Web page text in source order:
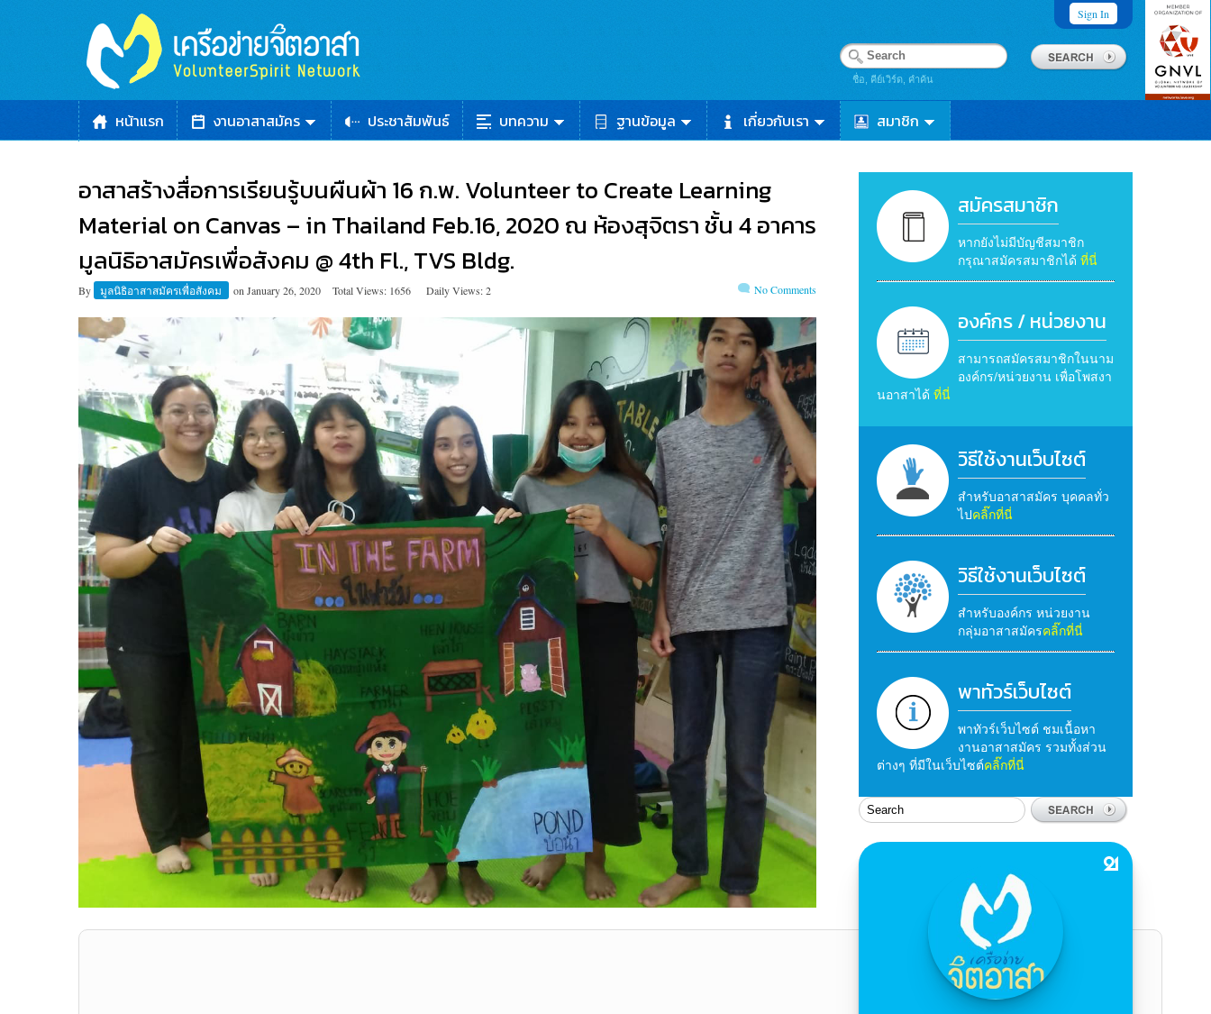
Sign In
ชื่อ, คีย์เวิร์ด, คำค้น
หน้าแรก งานอาสาสมัคร ประชาสัมพันธ์ บทความ ฐานข้อมูล เกี่ยวกับเรา สมาชิก
อาสาสร้างสื่อการเรียนรู้บนผืนผ้า 16 ก.พ. Volunteer to Create Learning
Material on Canvas – in Thailand Feb.16, 2020 ณ ห้องสุจิตรา ชั้น 4 อาคาร
มูลนิธิอาสมัครเพื่อสังคม @ 4th Fl., TVS Bldg.
By มูลนิธิอาสาสมัครเพื่อสังคม on January 26, 2020 Total Views: 1656 Daily Views: 2 No Comments
สมัครสมาชิก
หากยังไม่มีบัญชีสมาชิก
กรุณาสมัครสมาชิกได้ ที่นี่
องค์กร / หน่วยงาน
สามารถสมัครสมาชิกในนาม
องค์กร/หน่วยงาน เพื่อโพสงา
นอาสาได้ ที่นี่
วิธีใช้งานเว็บไซต์
สำหรับอาสาสมัคร บุคคลทั่ว
ไปคลิ๊กที่นี่
วิธีใช้งานเว็บไซต์
สำหรับองค์กร หน่วยงาน
กลุ่มอาสาสมัครคลิ๊กที่นี่
พาทัวร์เว็บไซต์
พาทัวร์เว็บไซต์ ชมเนื้อหา
งานอาสาสมัคร รวมทั้งส่วน
ต่างๆ ที่มีในเว็บไซต์คลิ๊กที่นี่